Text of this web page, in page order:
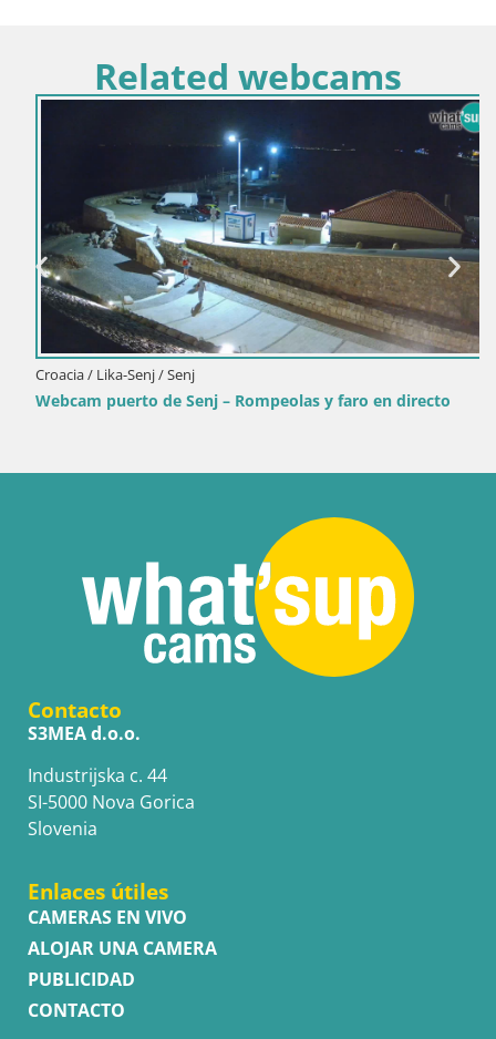
Related webcams
Croacia / Lika-Senj / Senj
Webcam puerto de Senj – Rompeolas y faro en directo
Contacto
S3MEA d.o.o.
Industrijska c. 44
SI-5000 Nova Gorica
Slovenia
Enlaces útiles
CAMERAS EN VIVO
ALOJAR UNA CAMERA
PUBLICIDAD
CONTACTO